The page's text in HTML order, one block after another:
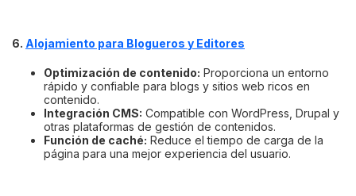
6. Alojamiento para Blogueros y Editores
Optimización de contenido: Proporciona un entorno
rápido y confiable para blogs y sitios web ricos en
contenido.
Integración CMS: Compatible con WordPress, Drupal y
otras plataformas de gestión de contenidos.
Función de caché: Reduce el tiempo de carga de la
página para una mejor experiencia del usuario.